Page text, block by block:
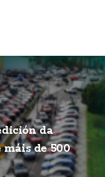
da
máis de 500